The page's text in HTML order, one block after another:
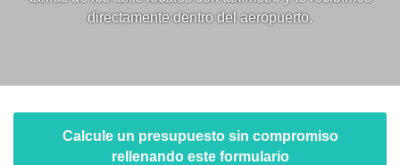
directamente dentro del aeropuerto.
Calcule un presupuesto sin compromiso
rellenando este formulario